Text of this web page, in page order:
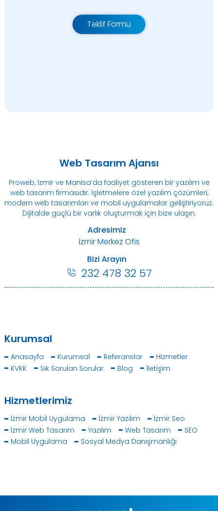
Teklif Formu
Kurumsal
Anasayfa Kurumsal Referanslar
Hizmetler
KVKK
Sık Sorulan Sorular Blog İletişim
Hizmetlerimiz
İzmir Mobil Uygulama İzmir Yazılım
İzmir Seo
İzmir Web Tasarım
Yazılım Web Tasarım
SEO
Mobil Uygulama
Sosyal Medya Danışmanlığı
Web Tasarım Ajansı
Proweb, İzmir ve Manisa’da faaliyet gösteren bir yazılım ve
web tasarım firmasıdır. İşletmelere özel yazılım çözümleri,
modern web tasarımları ve mobil uygulamalar geliştiriyoruz.
Dijitalde güçlü bir varlık oluşturmak için bize ulaşın.
Adresimiz
İzmir Merkez Ofis
Bizi Arayın
232 478 32 57